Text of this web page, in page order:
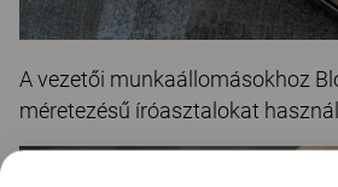
A vezetői munkaállomásokhoz
méretezésű íróasztalokat